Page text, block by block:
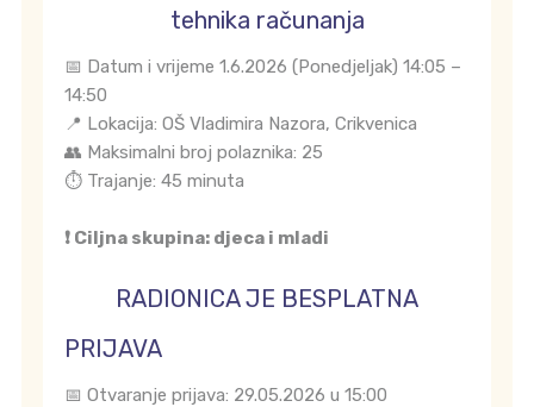
tehnika računanja
📅 Datum i vrijeme 1.6.2026 (Ponedjeljak) 14:05 –
14:50
📍 Lokacija: OŠ Vladimira Nazora, Crikvenica
👥 Maksimalni broj polaznika: 25
⏱️ Trajanje: 45 minuta
❗ Ciljna skupina: djeca i mladi
RADIONICA JE BESPLATNA
PRIJAVA
📅 Otvaranje prijava: 29.05.2026 u 15:00